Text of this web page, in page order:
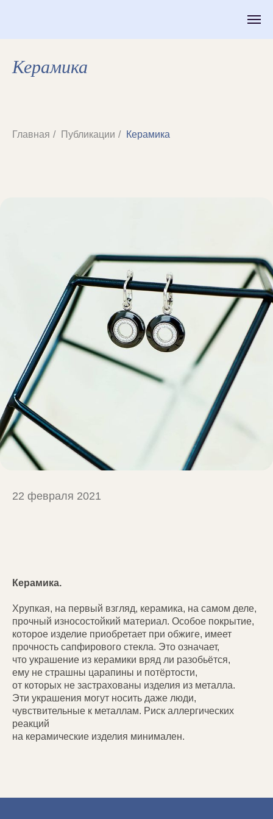
Керамика
Главная / Публикации / Керамика
22 февраля 2021
Керамика.
Хрупкая, на первый взгляд, керамика, на самом деле,
прочный износостойкий материал. Особое покрытие,
которое изделие приобретает при обжиге, имеет
прочность сапфирового стекла. Это означает,
что украшение из керамики вряд ли разобьётся,
ему не страшны царапины и потёртости,
от которых не застрахованы изделия из металла.
Эти украшения могут носить даже люди,
чувствительные к металлам. Риск аллергических
реакций
на керамические изделия минимален.